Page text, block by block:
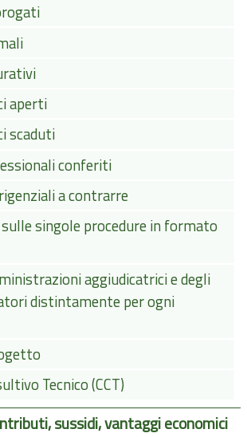
aperti
scaduti
conferiti
a contrarre
singole procedure in formato
aggiudicatrici e degli
distintamente per ogni
Tecnico (CCT)
sussidi, vantaggi economici